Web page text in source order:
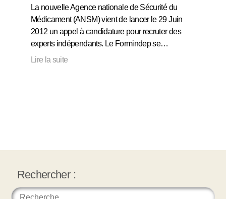
La nouvelle Agence nationale de Sécurité du
Médicament (ANSM) vient de lancer le 29 Juin
2012 un appel à candidature pour recruter des
experts indépendants. Le Formindep se…
Lire la suite
Rechercher :